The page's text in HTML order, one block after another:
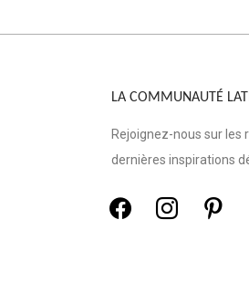
LA COMMUNAUTÉ
Rejoignez-nous sur les
dernières inspirations